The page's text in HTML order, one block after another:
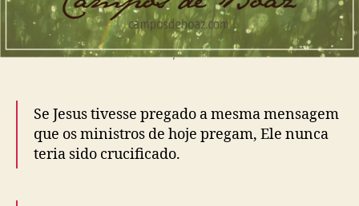
o
l
h
o
(
9
)
Cedo de manhã, o orvalho do céu!
Se Jesus tivesse pregado a mesma mensagem
que os ministros de hoje pregam, Ele nunca
teria sido crucificado.